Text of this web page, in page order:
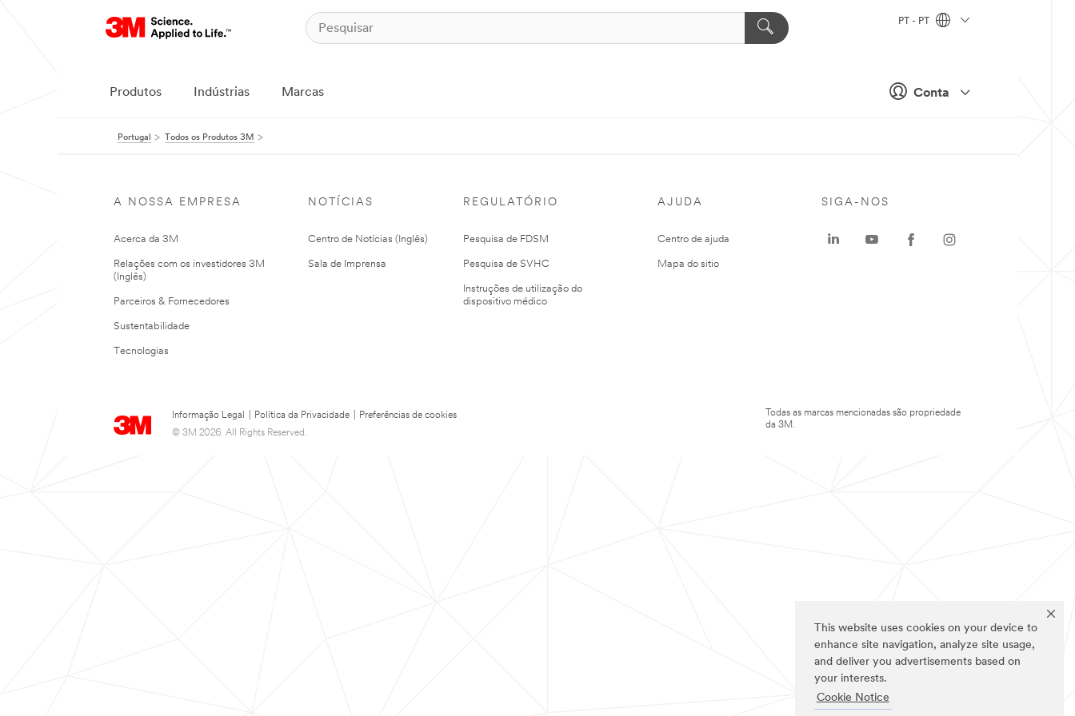
This website uses cookies on your device to
enhance site navigation, analyze site usage,
and deliver you advertisements based on
your interests.
Cookie Notice
Conta
PT - PT
Produtos Indústrias Marcas
Portugal Todos os Produtos 3M
A NOSSA EMPRESA
Acerca da 3M
Relações com os investidores 3M
(Inglês)
Parceiros & Fornecedores
Sustentabilidade
Tecnologias
NOTÍCIAS
Centro de Notícias (Inglês)
Sala de Imprensa
REGULATÓRIO
Pesquisa de FDSM
Pesquisa de SVHC
Instruções de utilização do
dispositivo médico
AJUDA
Centro de ajuda
Mapa do sitio
Informação Legal Política da Privacidade
Preferências de cookies
© 3M 2026. All Rights Reserved.
SIGA-NOS
Todas as marcas mencionadas são propriedade
da 3M.